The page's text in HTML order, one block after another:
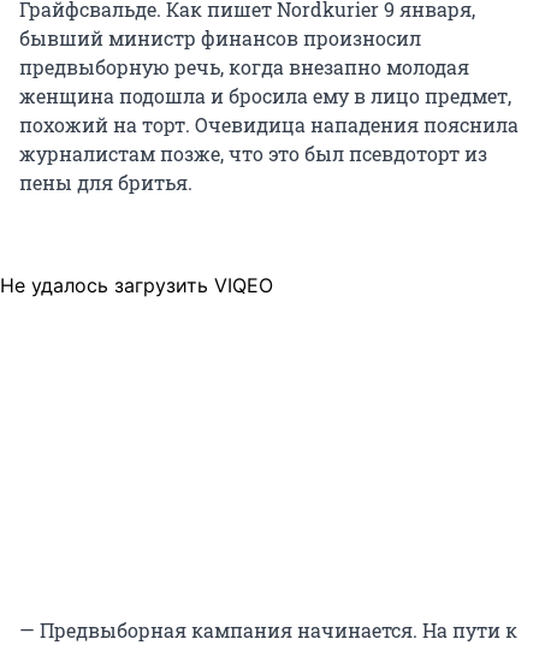
Грайфсвальде. Как пишет Nordkurier 9 января,
бывший министр финансов произносил
предвыборную речь, когда внезапно молодая
женщина подошла и бросила ему в лицо предмет,
похожий на торт. Очевидица нападения пояснила
журналистам позже, что это был псевдоторт из
пены для бритья.
Не удалось загрузить VIQEO
— Предвыборная кампания начинается. На пути к